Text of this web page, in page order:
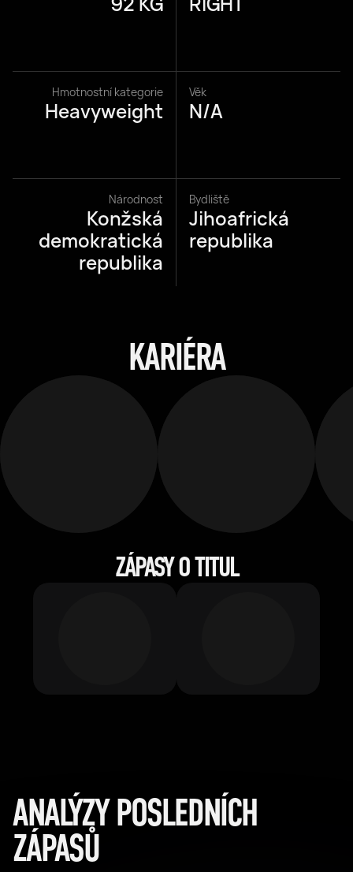
Hmotnostní kategorie
Heavyweight
Věk
N/A
Národnost
Konžská
demokratická
republika
Bydliště
Jihoafrická
republika
KARIÉRA
ZÁPASY O TITUL
ANALÝZY POSLEDNÍCH
ZÁPASŮ